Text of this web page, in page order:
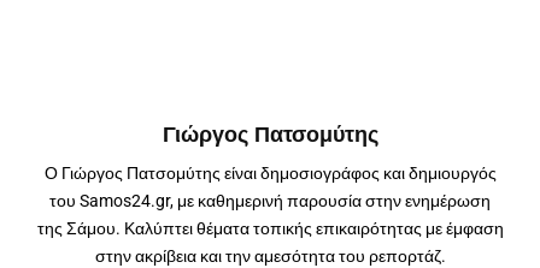
Γιώργος Πατσομύτης
Ο Γιώργος Πατσομύτης είναι δημοσιογράφος και δημιουργός
του Samos24.gr, με καθημερινή παρουσία στην ενημέρωση
της Σάμου. Καλύπτει θέματα τοπικής επικαιρότητας με έμφαση
στην ακρίβεια και την αμεσότητα του ρεπορτάζ.